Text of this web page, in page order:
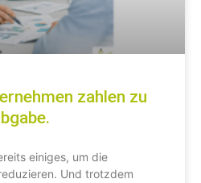
zahlen zu
einiges, um die
Und trotzdem